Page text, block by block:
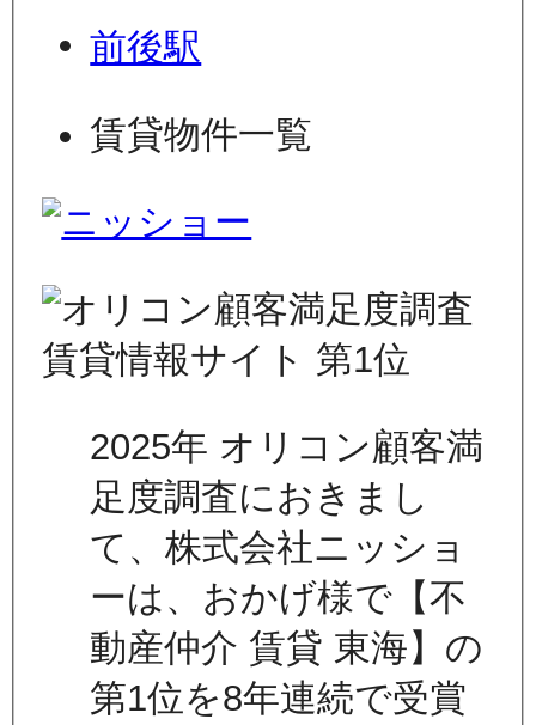
前後駅
賃貸物件一覧
2025年 オリコン顧客満
足度調査におきまし
て、株式会社ニッショ
ーは、おかげ様で【不
動産仲介 賃貸 東海】の
第1位を8年連続で受賞